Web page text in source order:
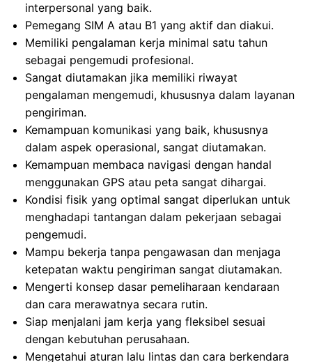
interpersonal yang baik.
Pemegang SIM A atau B1 yang aktif dan diakui.
Memiliki pengalaman kerja minimal satu tahun
sebagai pengemudi profesional.
Sangat diutamakan jika memiliki riwayat
pengalaman mengemudi, khususnya dalam layanan
pengiriman.
Kemampuan komunikasi yang baik, khususnya
dalam aspek operasional, sangat diutamakan.
Kemampuan membaca navigasi dengan handal
menggunakan GPS atau peta sangat dihargai.
Kondisi fisik yang optimal sangat diperlukan untuk
menghadapi tantangan dalam pekerjaan sebagai
pengemudi.
Mampu bekerja tanpa pengawasan dan menjaga
ketepatan waktu pengiriman sangat diutamakan.
Mengerti konsep dasar pemeliharaan kendaraan
dan cara merawatnya secara rutin.
Siap menjalani jam kerja yang fleksibel sesuai
dengan kebutuhan perusahaan.
Mengetahui aturan lalu lintas dan cara berkendara